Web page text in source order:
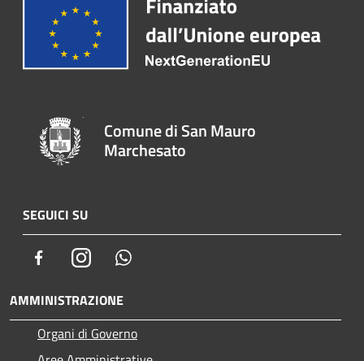
Comune di San Mauro
Marchesato
SEGUICI SU
FacebookInstagram
AMMINISTRAZIONE
Organi di Governo